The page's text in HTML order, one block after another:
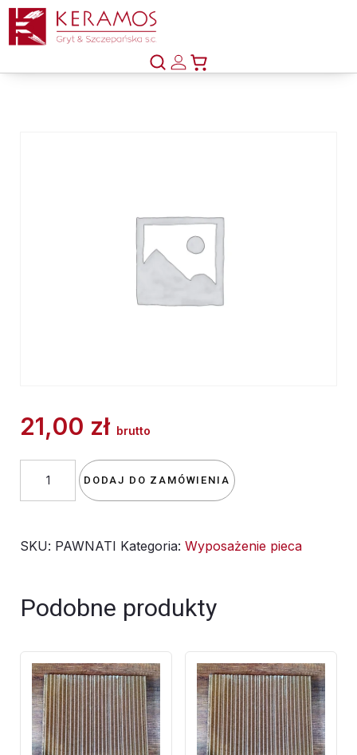
21,00 zł brutto
płyty
-
ochronna
proszku
DODAJ DO ZAMÓWIENIA
SKU: PAWNATI Kategoria: Wyposażenie pieca
Podobne produkty